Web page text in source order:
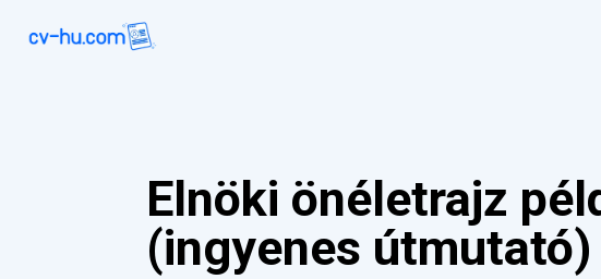
Elnöki önéletrajz
(ingyenes útmutató)